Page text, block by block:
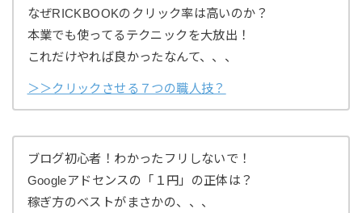
なぜRICKBOOKのクリック率は高いのか？
本業でも使ってるテクニックを大放出！
これだけやれば良かったなんて、、、
＞＞クリックさせる７つの職人技？
ブログ初心者！わかったフリしないで！
Googleアドセンスの「１円」の正体は？
稼ぎ方のベストがまさかの、、、